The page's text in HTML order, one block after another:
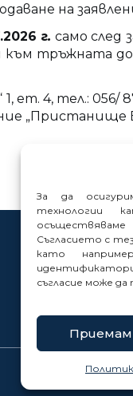
За да
технологии
Съгласието с
като
съгласие може
Приемам
на
.2026 г. само след
към тръжната
ет. 4, тел.: 056/
„Пристанище
Сигнали